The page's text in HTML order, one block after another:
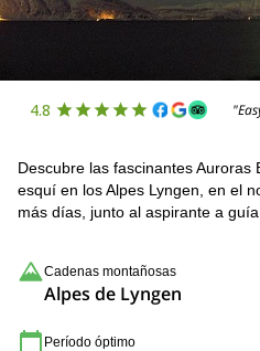
4.8
Descubre las fascinantes Auroras
esquí en los Alpes Lyngen, en el
más días, junto al aspirante a
Cadenas montañosas
Alpes de Lyngen
Período óptimo